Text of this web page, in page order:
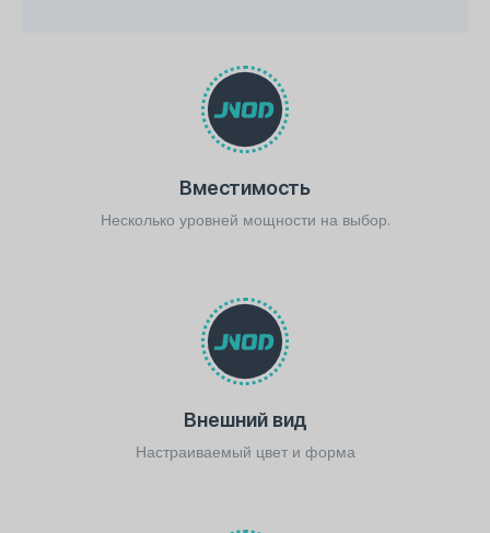
Вместимость
Несколько уровней мощности на выбор.
Внешний вид
Настраиваемый цвет и форма